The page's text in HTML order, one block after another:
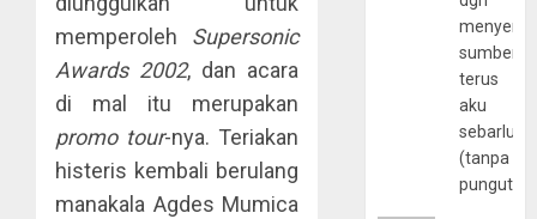
memperoleh Supersonic
Awards 2002, dan acara
di mal itu merupakan
promo tour-nya. Teriakan
histeris kembali berulang
manakala Agdes Mumica
sumber
terus
aku
(tanpa